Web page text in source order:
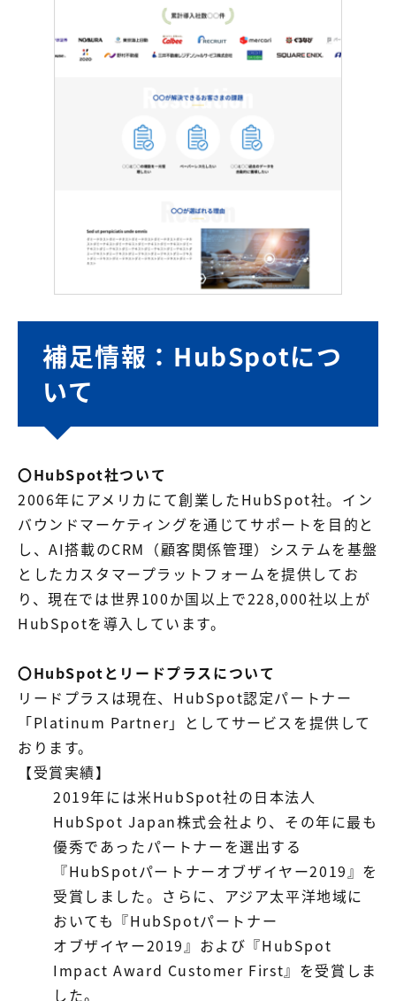
補足情報：HubSpotにつ
いて
〇HubSpot社ついて
2006年にアメリカにて創業したHubSpot社。イン
バウンドマーケティングを通じてサポートを目的と
し、AI搭載のCRM（顧客関係管理）システムを基盤
としたカスタマープラットフォームを提供してお
り、現在では世界100か国以上で228,000社以上が
HubSpotを導入しています。
〇HubSpotとリードプラスについて
リードプラスは現在、HubSpot認定パートナー
「Platinum Partner」としてサービスを提供して
おります。
【受賞実績】
2019年には米HubSpot社の日本法人
HubSpot Japan株式会社より、その年に最も
優秀であったパートナーを選出する
『HubSpotパートナーオブザイヤー2019』を
受賞しました。さらに、アジア太平洋地域に
おいても『HubSpotパートナー
オブザイヤー2019』および『HubSpot
Impact Award Customer First』を受賞しま
した。